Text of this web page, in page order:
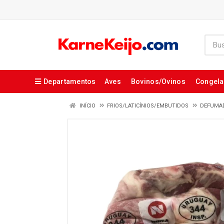
Departamentos Aves Bovinos/Ovinos
INÍCIO FRIOS/LATICÍNIOS/EMBUTIDOS